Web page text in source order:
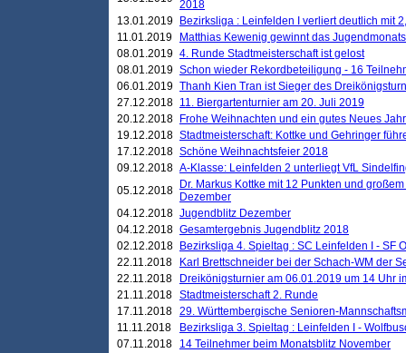
2018
13.01.2019
Bezirksliga : Leinfelden I verliert deutlich mit
11.01.2019
Matthias Kewenig gewinnt das
08.01.2019 4. Runde Stadtmeisterschaft ist gelost
08.01.2019 Schon wieder Rekordbeteiligung - 16
06.01.2019 Thanh Kien Tran ist Sieger des
27.12.2018 11. Biergartenturnier am 20. Juli 2019
20.12.2018
Frohe Weihnachten und ein gutes Neues
19.12.2018 Stadtmeisterschaft: Kottke und Gehringer
17.12.2018 Schöne Weihnachtsfeier 2018
09.12.2018 A-Klasse: Leinfelden 2 unterliegt VfL
05.12.2018
Dr. Markus Kottke mit 12 Punkten und
Dezember
04.12.2018 Jugendblitz Dezember
04.12.2018 Gesamtergebnis Jugendblitz 2018
02.12.2018
Bezirksliga 4. Spieltag : SC Leinfelden I - SF
22.11.2018
Karl Brettschneider bei der Schach-WM der
22.11.2018
Dreikönigsturnier am 06.01.2019 um 14 Uhr
21.11.2018 Stadtmeisterschaft 2. Runde
17.11.2018 29. Württembergische Senioren-
11.11.2018
Bezirksliga 3. Spieltag : Leinfelden I -
07.11.2018
14 Teilnehmer beim Monatsblitz November